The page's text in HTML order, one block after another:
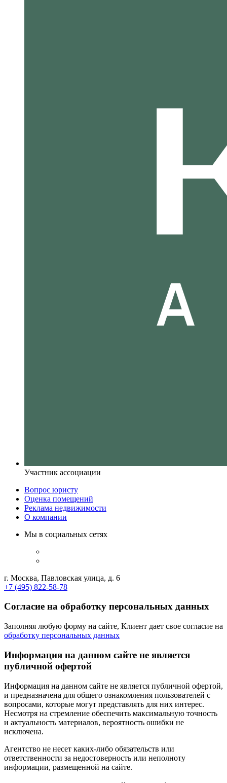
Участник ассоциации
Вопрос юристу
Оценка помещений
Реклама недвижимости
О компании
Мы в социальных сетях
г. Москва, Павловская улица, д. 6
+7 (495) 822-58-78
Согласие на обработку персональных данных
Заполняя любую форму на сайте, Клиент дает свое согласие на
обработку персональных данных
Информация на данном сайте не является
публичной офертой
Информация на данном сайте не является публичной офертой,
и предназначена для общего ознакомления пользователей с
вопросами, которые могут представлять для них интерес.
Несмотря на стремление обеспечить максимальную точность
и актуальность материалов, вероятность ошибки не
исключена.
Агентство не несет каких-либо обязательств или
ответственности за недостоверность или неполноту
информации, размещенной на сайте.